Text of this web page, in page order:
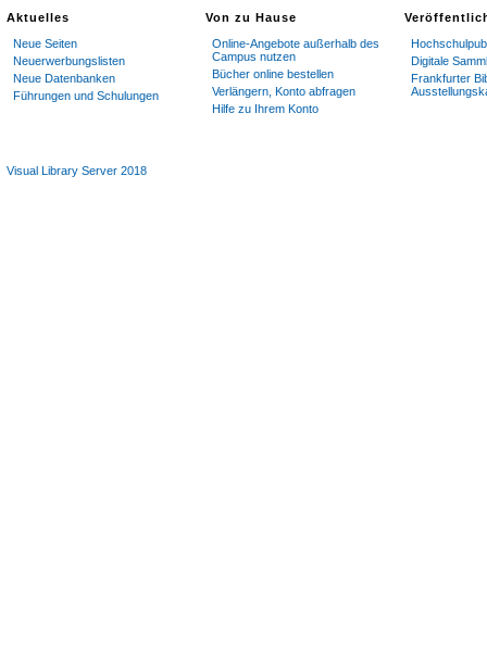
Aktuelles
Neue Seiten
Neuerwerbungslisten
Neue Datenbanken
Führungen und Schulungen
Von zu Hause
Online-Angebote außerhalb des
Campus nutzen
Bücher online bestellen
Verlängern, Konto abfragen
Hilfe zu Ihrem Konto
Digitale
Frankfurter
Visual Library Server 2018